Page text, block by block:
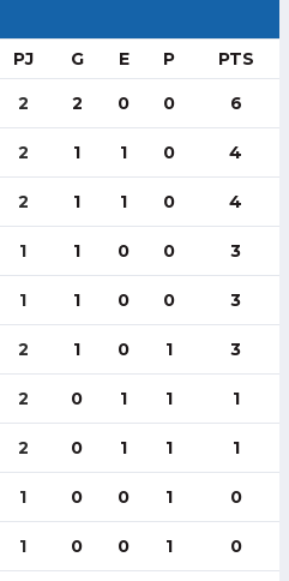
PJ G E P PTS
2 2 0 0 6
2 1 1 0 4
2 1 1 0 4
1 1 0 0 3
1 1 0 0 3
2 1 0 1 3
2 0 1 1 1
2 0 1 1 1
1 0 0 1 0
1 0 0 1 0